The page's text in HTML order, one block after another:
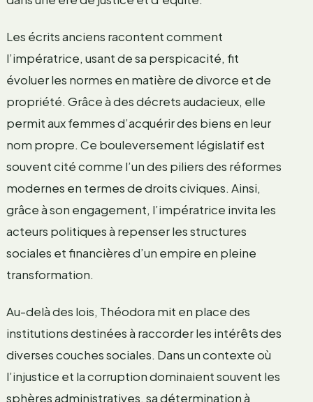
Les écrits anciens racontent comment
l’impératrice, usant de sa perspicacité, fit
évoluer les normes en matière de divorce et de
propriété. Grâce à des décrets audacieux, elle
permit aux femmes d’acquérir des biens en leur
nom propre. Ce bouleversement législatif est
souvent cité comme l’un des piliers des réformes
modernes en termes de droits civiques. Ainsi,
grâce à son engagement, l’impératrice invita les
acteurs politiques à repenser les structures
sociales et financières d’un empire en pleine
transformation.
Au-delà des lois, Théodora mit en place des
institutions destinées à raccorder les intérêts des
diverses couches sociales. Dans un contexte où
l’injustice et la corruption dominaient souvent les
sphères administratives, sa détermination à